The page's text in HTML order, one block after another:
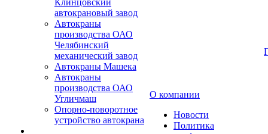
Клинцовский
автокрановый завод
Автокраны
производства ОАО
Челябинский
механический завод
Автокраны Машека
Автокраны
производства ОАО
Угличмаш
Опорно-поворотное
устройство автокрана
О компании
Новости
Политика